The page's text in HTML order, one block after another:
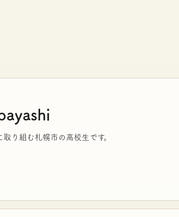
り組む札幌市の高校生です。